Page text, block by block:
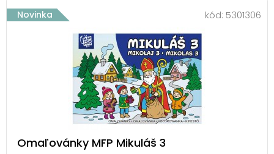
Novinka kód: 5301306
Omaľovánky MFP Mikuláš 3